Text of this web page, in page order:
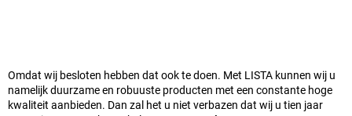
Omdat wij besloten hebben dat ook te doen. Met LISTA kunnen wij u
namelijk duurzame en robuuste producten met een constante hoge
kwaliteit aanbieden. Dan zal het u niet verbazen dat wij u tien jaar